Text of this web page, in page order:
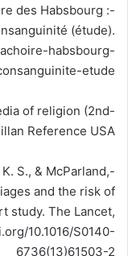
des Habsbourg :
(étude).
habsbourg-
etude/
of religion (2nd
Reference USA
S., & McParland,
and the risk of
study. The Lancet,
10.1016/S0140-
6736(13)61503-2